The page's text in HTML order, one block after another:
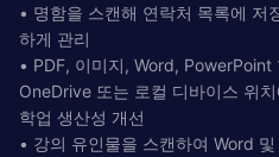
• 명함을 스캔해 연락처 목록에 저
하게 관리
• PDF, 이미지, Word,
OneDrive 또는 로컬 디바이스 위
학업 생산성 개선
• 강의 유인물을 스캔하여 Word